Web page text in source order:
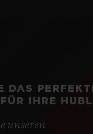
DAS
IHRE
unseren